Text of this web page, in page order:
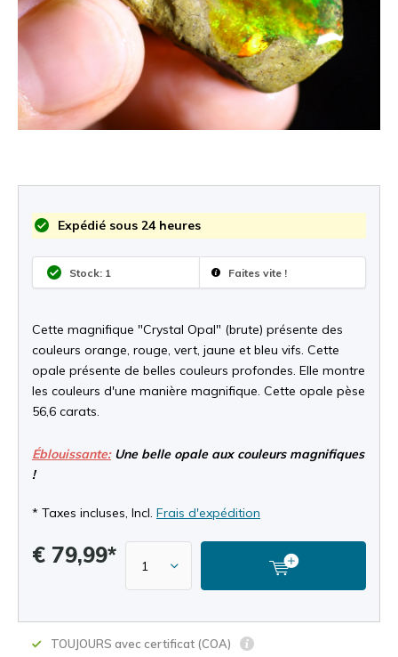
Expédié sous 24 heures
Stock: 1 Faites vite !
Cette magnifique "Crystal Opal" (brute) présente des
couleurs orange, rouge, vert, jaune et bleu vifs. Cette
opale présente de belles couleurs profondes. Elle montre
les couleurs d'une manière magnifique. Cette opale pèse
56,6 carats.
Éblouissante:Une belle opale aux couleurs magnifiques
!
* Taxes incluses, Incl. Frais d'expédition
€ 79,99*
TOUJOURS avec certificat (COA)